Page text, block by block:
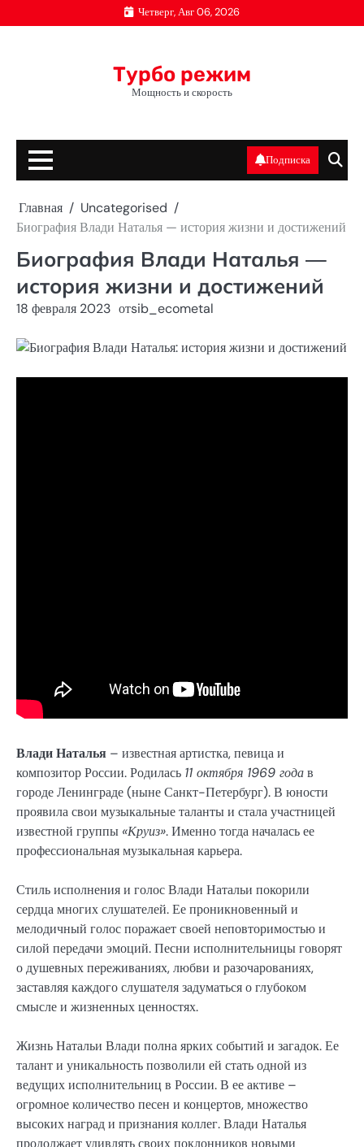
к
Четверг, Авг 06, 2026
Турбо режим
Мощность и скорость
Подписка
Главная
Uncategorised
Биография Влади Наталья — история жизни и достижений
Биография Влади Наталья —
история жизни и достижений
18 февраля 2023 отsib_ecometal
Влади Наталья – известная артистка, певица и
композитор России. Родилась 11 октября 1969 годав
городе Ленинграде (ныне Санкт-Петербург). В юности
проявила свои музыкальные таланты и стала участницей
известной группы «Круиз». Именно тогда началась ее
профессиональная музыкальная карьера.
Стиль исполнения и голос Влади Натальи покорили
сердца многих слушателей. Ее проникновенный и
мелодичный голос поражает своей неповторимостью и
силой передачи эмоций. Песни исполнительницы говорят
о душевных переживаниях, любви и разочарованиях,
заставляя каждого слушателя задуматься о глубоком
смысле и жизненных ценностях.
Жизнь Натальи Влади полна ярких событий и загадок. Ее
талант и уникальность позволили ей стать одной из
ведущих исполнительниц в России. В ее активе –
огромное количество песен и концертов, множество
высоких наград и признания коллег. Влади Наталья